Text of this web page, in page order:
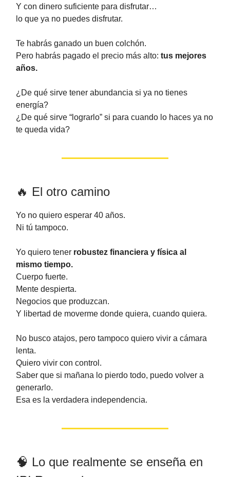
Y con dinero suficiente para disfrutar…
lo que ya no puedes disfrutar.
Te habrás ganado un buen colchón.
Pero habrás pagado el precio más alto: tus mejores
años.
¿De qué sirve tener abundancia si ya no tienes
energía?
¿De qué sirve “lograrlo” si para cuando lo haces ya no
te queda vida?
🔥 El otro camino
Yo no quiero esperar 40 años.
Ni tú tampoco.
Yo quiero tener robustez financiera y física al
mismo tiempo.
Cuerpo fuerte.
Mente despierta.
Negocios que produzcan.
Y libertad de moverme donde quiera, cuando quiera.
No busco atajos, pero tampoco quiero vivir a cámara
lenta.
Quiero vivir con control.
Saber que si mañana lo pierdo todo, puedo volver a
generarlo.
Esa es la verdadera independencia.
🧠 Lo que realmente se enseña en